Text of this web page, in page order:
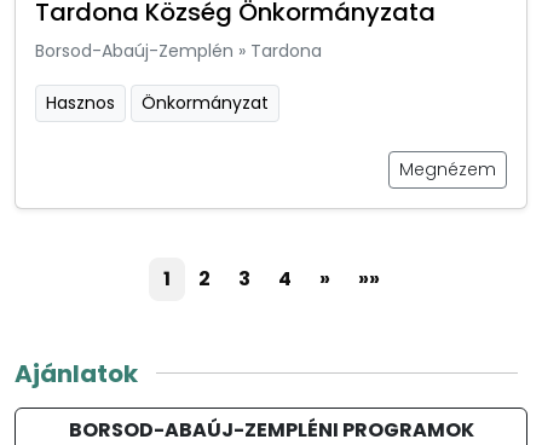
Tardona Község Önkormányzata
Borsod-Abaúj-Zemplén » Tardona
Hasznos Önkormányzat
Megnézem
1 2 3 4 » »»
Ajánlatok
BORSOD-ABAÚJ-ZEMPLÉNI PROGRAMOK